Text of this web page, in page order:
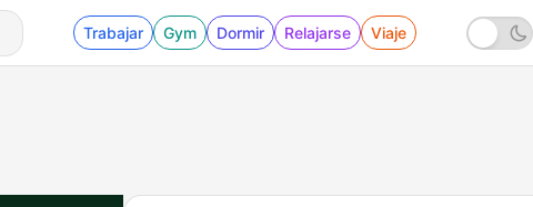
Trabajar Gym Dormir Relajarse Viaje